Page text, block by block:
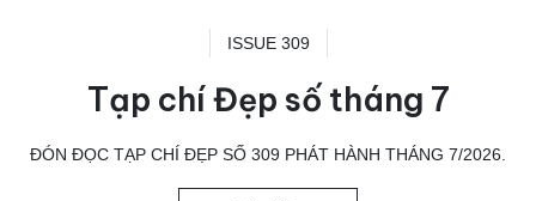
ISSUE 309
Tạp chí Đẹp số tháng 7
ĐÓN ĐỌC TẠP CHÍ ĐẸP SỐ 309 PHÁT HÀNH THÁNG 7/2026.